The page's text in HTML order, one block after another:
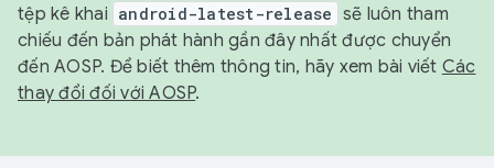
tệp kê khai android-latest-release sẽ luôn tham
chiếu đến bản phát hành gần đây nhất được chuyển
đến AOSP. Để biết thêm thông tin, hãy xem bài viết Các
thay đổi đối với AOSP.